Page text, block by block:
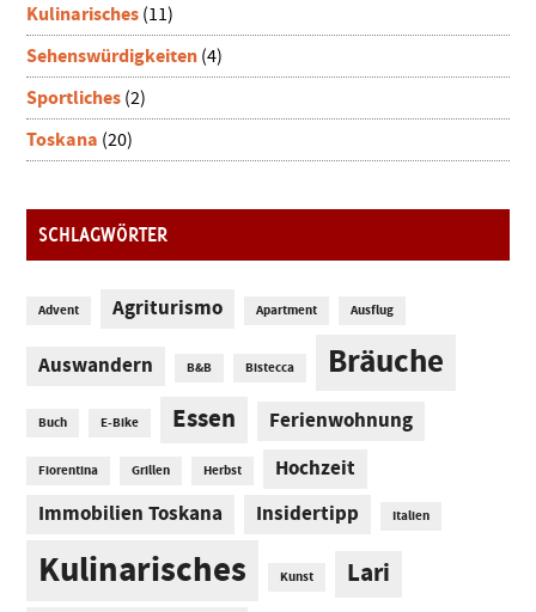
Kulinarisches (11)
Sehenswürdigkeiten (4)
Sportliches (2)
Toskana (20)
SCHLAGWÖRTER
Advent Agriturismo Apartment Ausflug
Auswandern B&B Bistecca Bräuche
Buch E-Bike Essen Ferienwohnung
Fiorentina Grillen Herbst
Hochzeit
Immobilien Toskana
Insidertipp Italien
Kulinarisches Kunst
Lari